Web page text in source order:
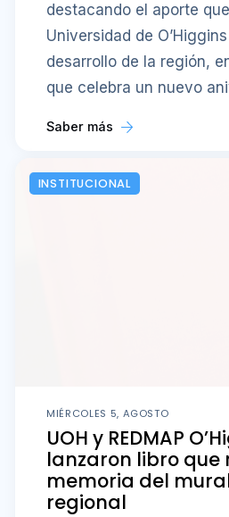
destacando el aporte
Universidad de
desarrollo de la región,
que celebra un nuevo
Saber más
INSTITUCIONAL
MIÉRCOLES 5, AGOSTO
UOH y REDMAP
lanzaron libro que
memoria del
regional